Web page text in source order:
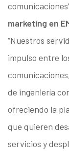
marketing en
“Nuestros
impulso entre
de ingeniería
ofreciendo la
que quieren
servicios y